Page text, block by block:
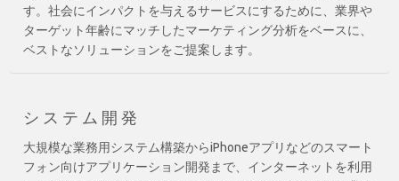
す。社会にインパクトを与えるサービスにするために、業界や
ターゲット年齢にマッチしたマーケティング分析をベースに、
ベストなソリューションをご提案します。
システム開発
大規模な業務用システム構築からiPhoneアプリなどのスマート
フォン向けアプリケーション開発まで、インターネットを利用